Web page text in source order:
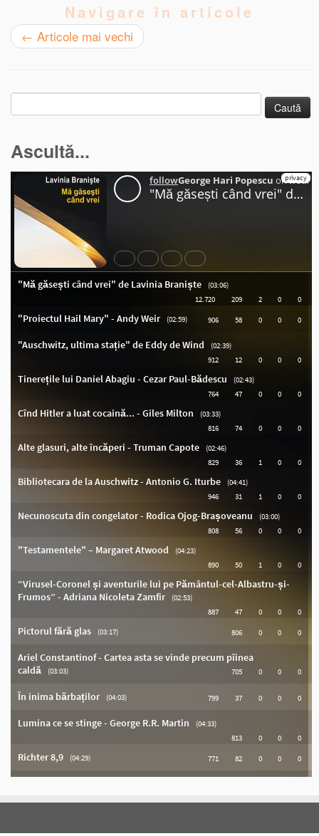
Navigare în articole
← Articole mai vechi
Caută
după:
Ascultă...